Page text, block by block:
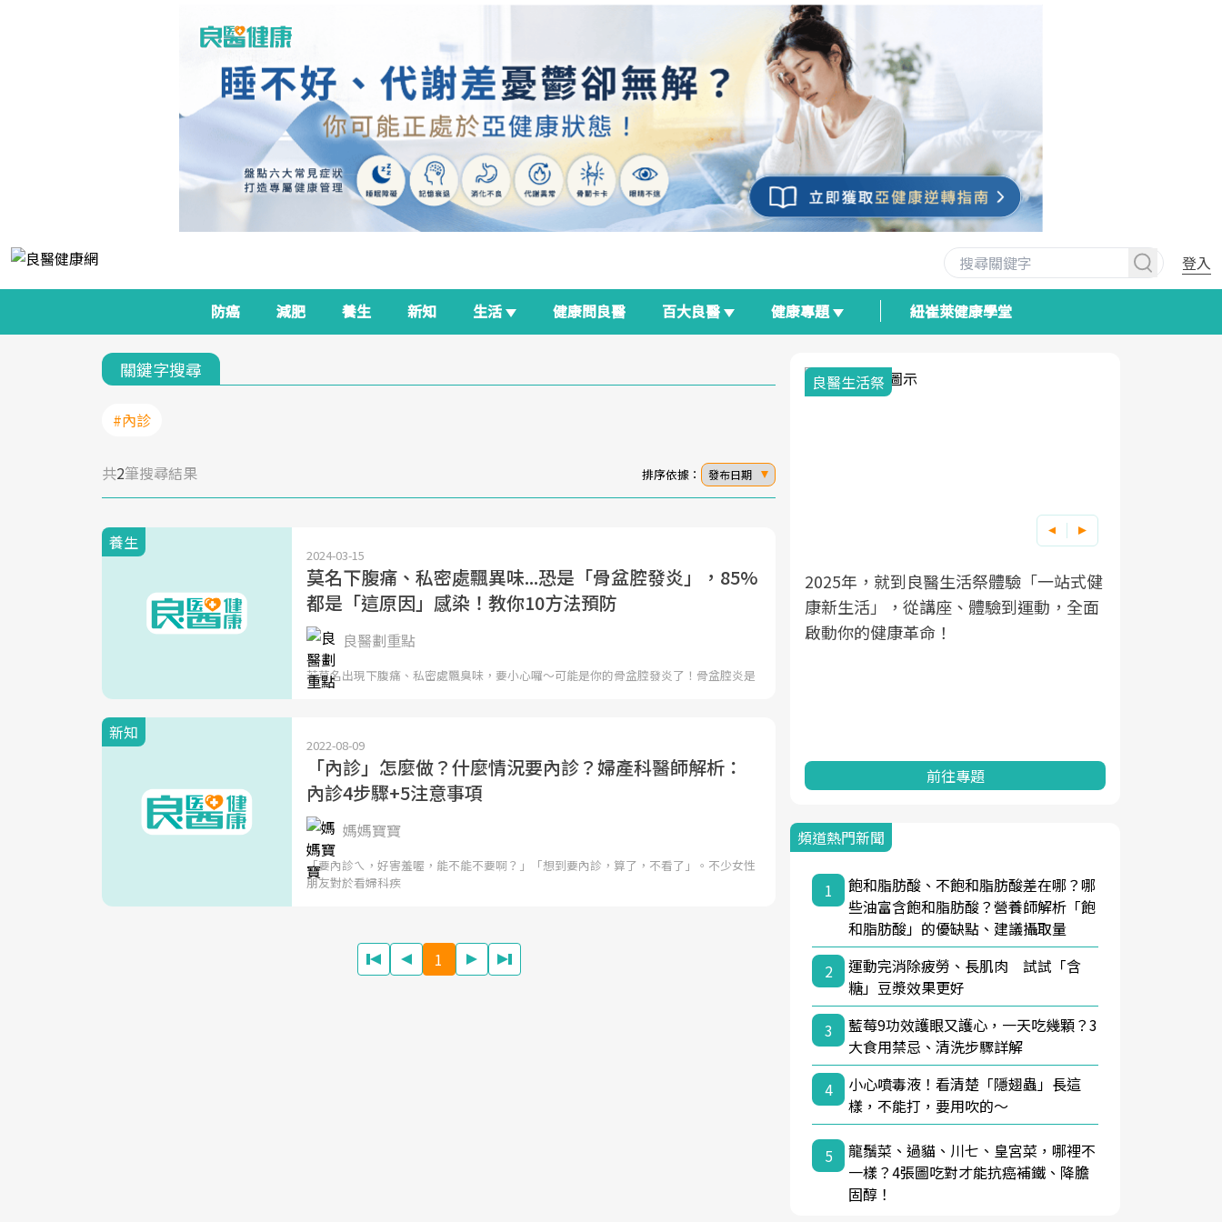
登入
防癌 減肥 養生 新知 生活 健康問良醫 百大良醫 健康專題 紐崔萊健康學堂
關鍵字搜尋
#內診
共2筆搜尋結果 排序依據： 發布日期
養生
2024-03-15
莫名下腹痛、私密處飄異味...恐是「骨盆腔發炎」，85%
都是「這原因」感染！教你10方法預防
良醫劃重點
若莫名出現下腹痛、私密處飄臭味，要小心囉～可能是你的骨盆腔發炎了！骨盆腔炎是
新知
2022-08-09
「內診」怎麼做？什麼情況要內診？婦產科醫師解析：
內診4步驟+5注意事項
媽媽寶寶
「要內診ㄟ，好害羞喔，能不能不要啊？」「想到要內診，算了，不看了」。不少女性
朋友對於看婦科疾
1
面對超高齡社會的浪潮，台灣正在快速邁
向「健康照護」的新時代。隨著國家政策
心議題。然而，健檢不只是醫療院所的服
前往專題
良醫生活祭
2025年，就到良醫生活祭體驗「一站式健
康新生活」，從講座、體驗到運動，全面
前往專題
我與健康韌性的距離
良醫健康網從「換季的身體變化」出發，
透過醫學觀點與日常感受的對話，建立對
亞健康的認知，進而引導實際的改善行
前往專題
頻道熱門新聞
1
飽和脂肪酸、不飽和脂肪酸差在哪？哪
些油富含飽和脂肪酸？營養師解析「飽
和脂肪酸」的優缺點、建議攝取量
2
運動完消除疲勞、長肌肉 試試「含
糖」豆漿效果更好
3
藍莓9功效護眼又護心，一天吃幾顆？3
大食用禁忌、清洗步驟詳解
4
小心噴毒液！看清楚「隱翅蟲」長這
樣，不能打，要用吹的～
5
龍鬚菜、過貓、川七、皇宮菜，哪裡不
一樣？4張圖吃對才能抗癌補鐵、降膽
固醇！